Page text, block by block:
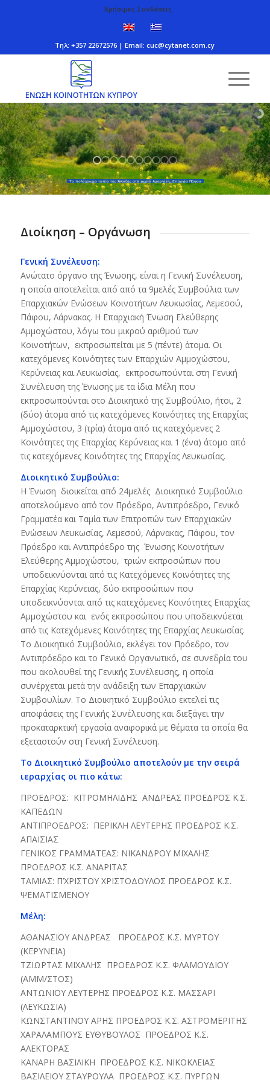
Χρήσιμες Συνδέσεις
Τηλ: +357 22672576 | Email:cuc@cytanet.com.cy
Το πολύχρωμο τοπίο της Άνοιξης στο χωριό Αμαργέτη, Επαρχία Πάφου
Διοίκηση – Οργάνωση
Γενική Συνέλευση:
Ανώτατο όργανο της Ένωσης, είναι η Γενική Συνέλευση,
η οποία αποτελείται από από τα 9μελές Συμβούλια των
Επαρχιακών Ενώσεων Κοινοτήτων Λευκωσίας, Λεμεσού,
Πάφου, Λάρνακας. Η Επαρχιακή Ένωση Ελεύθερης
Αμμοχώστου, λόγω του μικρού αριθμού των
Κοινοτήτων, εκπροσωπείται με 5 (πέντε) άτομα. Οι
κατεχόμενες Κοινότητες των Επαρχιών Αμμοχώστου,
Κερύνειας και Λευκωσίας, εκπροσωπούνται στη Γενική
Συνέλευση της Ένωσης με τα ίδια Μέλη που
εκπροσωπούνται στο Διοικητικό της Συμβούλιο, ήτοι, 2
(δύο) άτομα από τις κατεχόμενες Κοινότητες της Επαρχίας
Αμμοχώστου, 3 (τρία) άτομα από τις κατεχόμενες 2
Κοινότητες της Επαρχίας Κερύνειας και 1 (ένα) άτομο από
τις κατεχόμενες Κοινότητες της Επαρχίας Λευκωσίας.
Διοικητικό Συμβούλιο:
Η Ένωση διοικείται από 24μελές Διοικητικό Συμβούλιο
αποτελούμενο από τον Πρόεδρο, Αντιπρόεδρο, Γενικό
Γραμματέα και Ταμία των Επιτροπών των Επαρχιακών
Ενώσεων Λευκωσίας, Λεμεσού, Λάρνακας, Πάφου, τον
Πρόεδρο και Αντιπρόεδρο της Ένωσης Κοινοτήτων
Ελεύθερης Αμμοχώστου, τριών εκπροσώπων που
υποδεικνύονται από τις Κατεχόμενες Κοινότητες της
Επαρχίας Κερύνειας, δύο εκπροσώπων που
υποδεικνύονται από τις κατεχόμενες Κοινότητες Επαρχίας
Αμμοχώστου και ενός εκπροσώπου που υποδεικνύεται
από τις Κατεχόμενες Κοινότητες της Επαρχίας Λευκωσίας.
Το Διοικητικό Συμβούλιο, εκλέγει τον Πρόεδρο, τον
Αντιπρόεδρο και το Γενικό Οργανωτικό, σε συνεδρία του
που ακολουθεί της Γενικής Συνέλευσης, η οποία
συνέρχεται μετά την ανάδειξη των Επαρχιακών
Συμβουλίων. Το Διοικητικό Συμβούλιο εκτελεί τις
αποφάσεις της Γενικής Συνέλευσης και διεξάγει την
προκαταρκτική εργασία αναφορικά με θέματα τα οποία θα
εξεταστούν στη Γενική Συνέλευση.
Το Διοικητικό Συμβούλιο αποτελούν με την σειρά
ιεραρχίας οι πιο κάτω:
ΠΡΟΕΔΡΟΣ: ΚΙΤΡΟΜΗΛΙΔΗΣ ΑΝΔΡΕΑΣ ΠΡΟΕΔΡΟΣ Κ.Σ.
ΚΑΠΕΔΩΝ
ΑΝΤΙΠΡΟΕΔΡΟΣ: ΠΕΡΙΚΛΗ ΛΕΥΤΕΡΗΣ ΠΡΟΕΔΡΟΣ Κ.Σ.
ΑΠΑΙΣΙΑΣ
ΓΕΝΙΚΟΣ ΓΡΑΜΜΑΤΕΑΣ: NIKANΔΡΟΥ ΜΙΧΑΛΗΣ
ΠΡΟΕΔΡΟΣ Κ.Σ. ΑΝΑΡΙΤΑΣ
ΤΑΜΙΑΣ: Π’ΧΡΙΣΤΟΥ ΧΡΙΣΤΟΔΟΥΛΟΣ ΠΡΟΕΔΡΟΣ Κ.Σ.
ΨΕΜΑΤΙΣΜΕΝΟΥ
Μέλη:
ΑΘΑΝΑΣΙΟΥ ΑΝΔΡΕΑΣ ΠΡΟΕΔΡΟΣ Κ.Σ. ΜΥΡΤΟΥ
(ΚΕΡΥΝΕΙΑ)
ΤΖΙΩΡΤΑΣ ΜΙΧΑΛΗΣ ΠΡΟΕΔΡΟΣ Κ.Σ. ΦΛΑΜΟΥΔΙΟΥ
(ΑΜΜ/ΣΤΟΣ)
ΑΝΤΩΝΙΟΥ ΛΕΥΤΕΡΗΣ ΠΡΟΕΔΡΟΣ Κ.Σ. ΜΑΣΣΑΡΙ
(ΛΕΥΚΩΣΙΑ)
ΚΩΝΣΤΑΝΤΙΝΟΥ ΑΡΗΣ ΠΡΟΕΔΡΟΣ Κ.Σ. ΑΣΤΡΟΜΕΡΙΤΗΣ
ΧΑΡΑΛΑΜΠΟΥΣ ΕΥΘΥΒΟΥΛΟΣ ΠΡΟΕΔΡΟΣ Κ.Σ.
ΑΛΕΚΤΟΡΑΣ
ΚΑΝΑΡΗ ΒΑΣΙΛΙΚΗ ΠΡΟΕΔΡΟΣ Κ.Σ. ΝΙΚΟΚΛΕΙΑΣ
ΒΑΣΙΛΕΙΟΥ ΣΤΑΥΡΟΥΛΑ ΠΡΟΕΔΡΟΣ Κ.Σ. ΠΥΡΓΩΝ